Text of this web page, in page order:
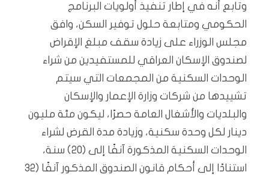
وتابع أنه في إطار تنفيذ أولويات البرنامج
الحكومي ومتابعة حلول توفير السكن، وافق
مجلس الوزراء على زيادة سقف مبلغ الإقراض
لصندوق الإسكان العراقي للمستفيدين من شراء
الوحدات السكنية من المجمعات التي سيتم
تشييدها من شركات وزارة الإعمار والإسكان
والبلديات والأشغال العامة حصرًا، ليكون مئة مليون
دينار لكل وحدة سكنية، وزيادة مدة القرض لشراء
الوحدات السكنية المذكورة آنفًا إلى (20) سنة،
استنادًا إلى أحكام قانون الصندوق المذكور آنفًا (32